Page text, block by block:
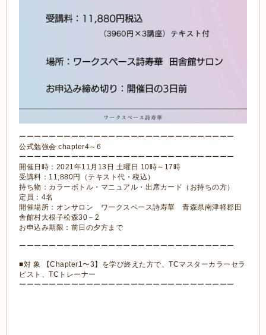
ーーーーーーーーーーーーーーーーーーーーーーーーーーーーー
公式勉強会 chapter4～6
ーーーーーーーーーーーーーーーーーーーーーーーーーーーーー
開催日時：2021年11月13日 土曜日 10時～17時
受講料：11,880円（テキスト代・税込）
持ち物：カラーボトル・マニュアル・出席カード（お持ちの方）
定員：4名
開催場所：オンサロン ワークスペース詩寿華 青森県南津軽郡田
舎館村大根子松森30－2
お申込み期限：前日の夕方まで
ーーーーーーーーーーーーーーーーーーーーーーーーーーーーー
■対 象 【Chapter1〜3】を学び終えた方で、TCマスターカラーセラ
ピスト、TCトレーナー
ーーーーーーーーーーーーーーーーーーーーーーーーーーーーー